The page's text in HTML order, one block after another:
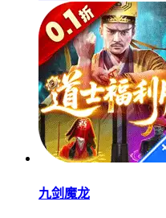
九剑魔龙